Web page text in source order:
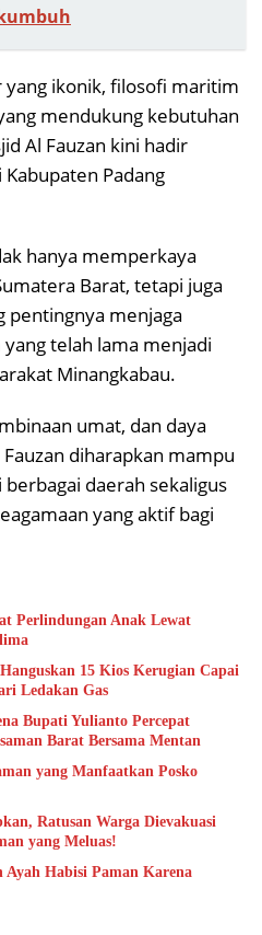
ikonik, filosofi maritim
mendukung kebutuhan
Al Fauzan kini hadir
Padang
hanya memperkaya
Barat, tetapi juga
pentingnya menjaga
telah lama menjadi
Minangkabau.
umat, dan daya
diharapkan mampu
daerah sekaligus
yang aktif bagi
Perlindungan Anak Lewat
15 Kios Kerugian Capai
Ledakan Gas
Bupati Yulianto Percepat
Barat Bersama Mentan
yang Manfaatkan Posko
Ratusan Warga Dievakuasi
yang Meluas!
Ayah Habisi Paman Karena